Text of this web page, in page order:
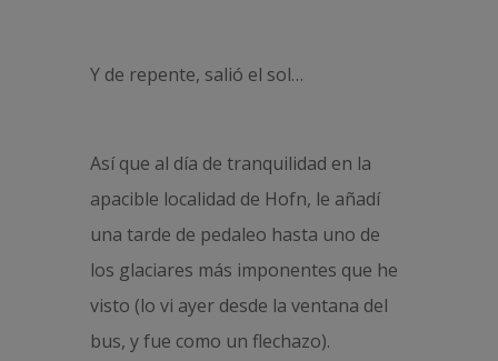
Y de repente, salió el sol…
Así que al día de tranquilidad en la
apacible localidad de Hofn, le añadí
una tarde de pedaleo hasta uno de
los glaciares más imponentes que he
visto (lo vi ayer desde la ventana del
bus, y fue como un flechazo).